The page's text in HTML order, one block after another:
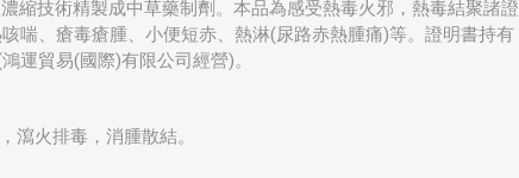
縮技術精製成中草藥制劑。本品為感受熱毒火邪，熱毒結聚諸證
喘、瘡毒瘡腫、小便短赤、熱淋(尿路赤熱腫痛)等。證明書持有
運貿易(國際)有限公司經營)。
瀉火排毒，消腫散結。